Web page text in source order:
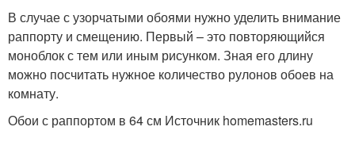
В случае с узорчатыми обоями нужно уделить внимание
раппорту и смещению. Первый – это повторяющийся
моноблок с тем или иным рисунком. Зная его длину
можно посчитать нужное количество рулонов обоев на
комнату.
Обои с раппортом в 64 см Источник homemasters.ru